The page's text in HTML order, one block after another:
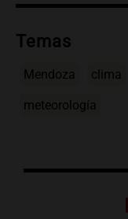
Temas
Mendoza clima
meteorología